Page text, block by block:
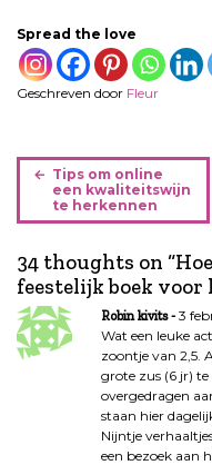
Spread the love
Geschreven door Fleur
B
r
c
h
t
n
a
Tips om online
een kwaliteitswijn
te herkennen
34 thoughts on “
feestelijk boek voor
Robin kivits
3
Wat een leuke
zoontje van 2,5.
grote zus (6 jr)
overgedragen
staan hier
Nijntje
een bezoek aan